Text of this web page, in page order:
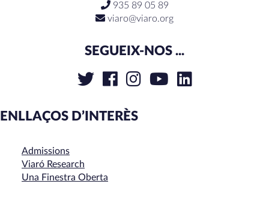
935 89 05 89
viaro@viaro.org
SEGUEIX-NOS ...
ENLLAÇOS D’INTERÈS
Admissions
Viaró Research
Una Finestra Oberta